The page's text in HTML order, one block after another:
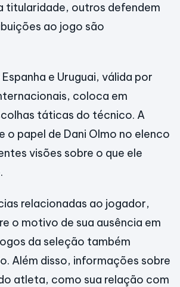
titularidade, outros defendem
ao jogo são
e Uruguai, válida por
coloca em
táticas do técnico. A
o papel de Dani Olmo no elenco
visões sobre o que ele
relacionadas ao jogador,
o motivo de sua ausência em
da seleção também
Além disso, informações sobre
atleta, como sua relação com